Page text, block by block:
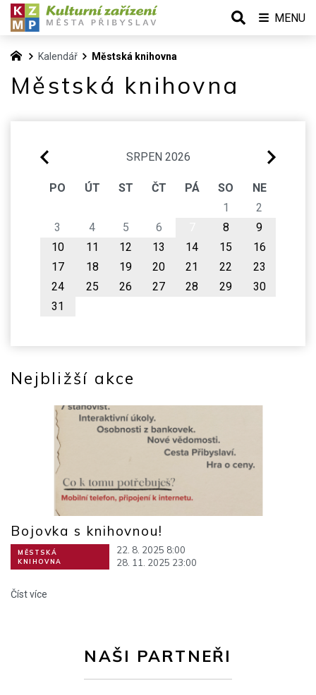
Kalendář Městská knihovna
Městská knihovna
SRPEN 2026
PO ÚT ST ČT PÁ SO
NE
1
2
3
4 5 6 8
9
10
11 12 13 14 15
16
17
18 19 20 21 22
23
24
25 26 27 28 29
30
31
Nejbližší akce
MĚSTSKÁ
KNIHOVNA
22. 8. 2025 8:00
28. 11. 2025 23:00
Bojovka s knihovnou!
Číst více
NAŠI PARTNEŘI
MENU